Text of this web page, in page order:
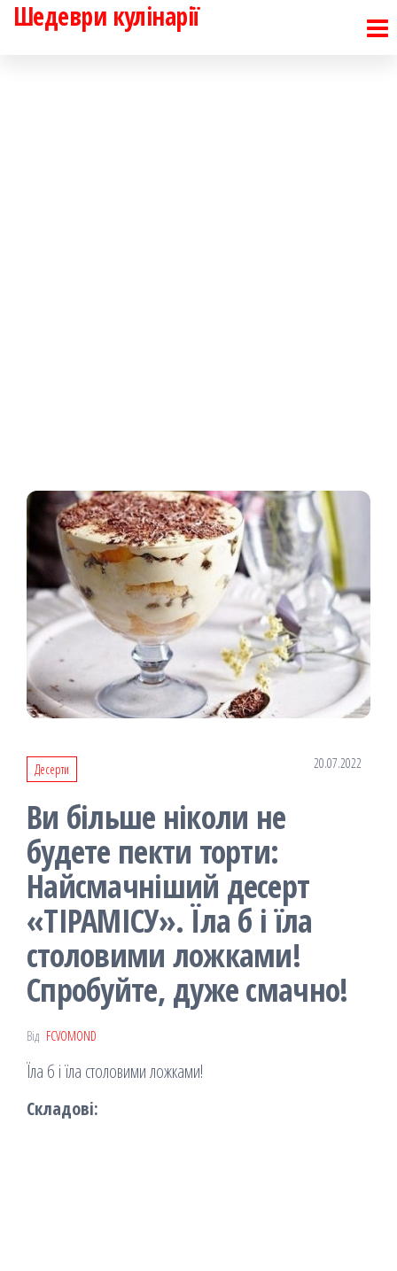
Перейти
Шедеври кулінарії
Десерти 20.07.2022
Ви більше ніколи не
будете пекти торти:
Найсмачніший десерт
«ТІРАМІСУ». Їла б і їла
столовими ложками!
Спробуйте, дуже смачно!
Від FCVOMOND
Їла б і їла столовими ложками!
Складові: